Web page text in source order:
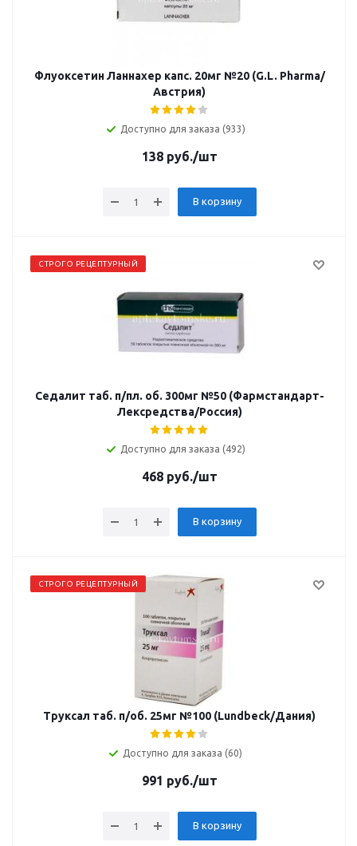
Флуоксетин Ланнахер капс. 20мг №20 (G.L. Pharma/
Австрия)
Доступно для заказа (933)
138руб./шт
В корзину
СТРОГО РЕЦЕПТУРНЫЙ
Седалит таб. п/пл. об. 300мг №50 (Фармстандарт-
Лексредства/Россия)
Доступно для заказа (492)
468руб./шт
В корзину
СТРОГО РЕЦЕПТУРНЫЙ
Труксал таб. п/об. 25мг №100 (Lundbeck/Дания)
Доступно для заказа (60)
991 руб./шт
В корзину